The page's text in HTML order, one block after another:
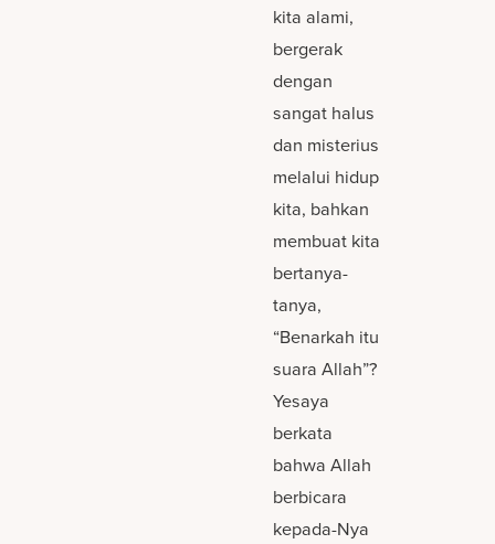
kita alami,
bergerak
dengan
sangat halus
dan misterius
melalui hidup
kita, bahkan
membuat kita
bertanya-
tanya,
“Benarkah itu
suara Allah”?
Yesaya
berkata
bahwa Allah
berbicara
kepada-Nya